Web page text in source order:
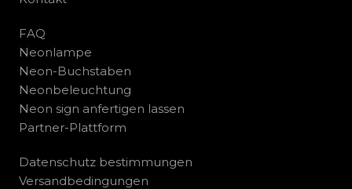
FAQ
Neonlampe
Neon-Buchstaben
Neonbeleuchtung
Neon sign anfertigen lassen
Partner-Plattform
Datenschutz bestimmungen
Versandbedingungen